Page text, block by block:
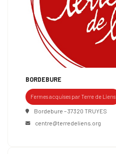
BORDEBURE
Fermes acquises par Terre de Liens
Bordebure – 37320 TRUYES
centre@terredeliens.org